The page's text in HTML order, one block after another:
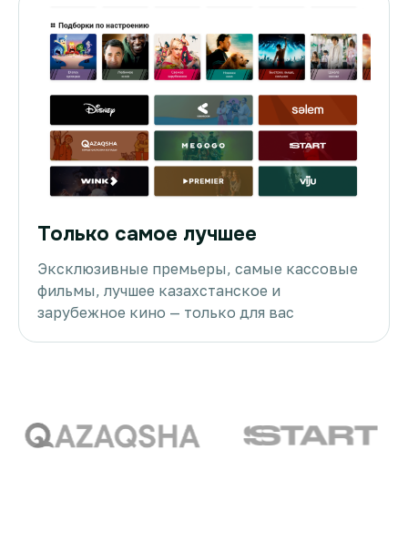
Только самое лучшее
Эксклюзивные премьеры, самые кассовые
фильмы, лучшее казахстанское и
зарубежное кино — только для вас